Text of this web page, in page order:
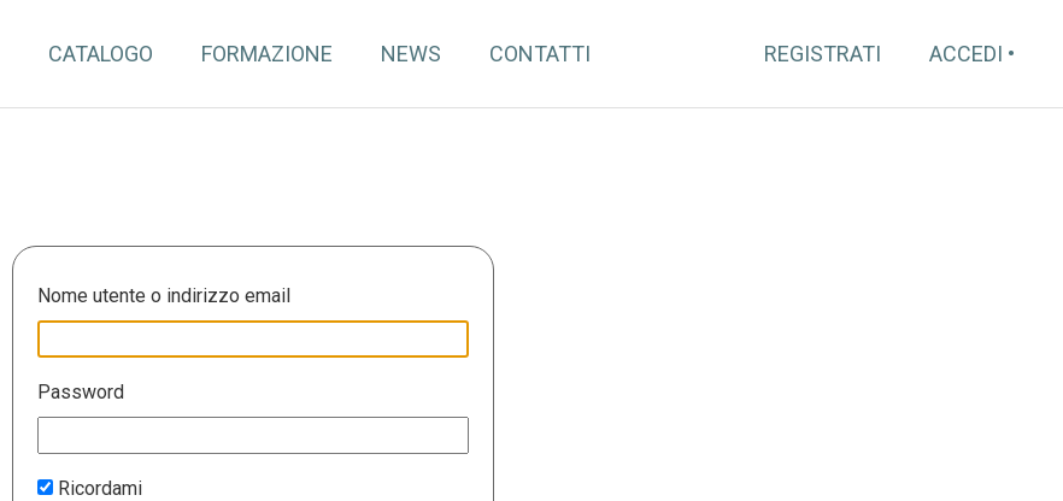
CATALOGO FORMAZIONE NEWS CONTATTI REGISTRATI ACCEDI
Nome utente o indirizzo email
Password
Ricordami